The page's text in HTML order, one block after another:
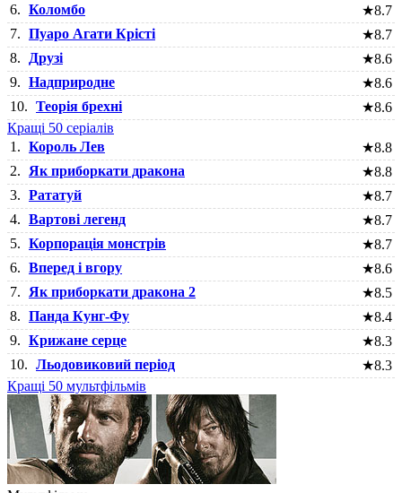
6. Коломбо ★8.7
7. Пуаро Агати Крісті ★8.7
8.
Друзі ★8.6
9. Надприродне ★8.6
10. Теорія брехні ★8.6
Кращі 50 серіалів
1. Король Лев ★8.8
2.
Як приборкати дракона ★8.8
3. Рататуй ★8.7
4. Вартові легенд ★8.7
5. Корпорація монстрів ★8.7
6. Вперед і вгору ★8.6
7.
Як приборкати дракона 2 ★8.5
8. Панда Кунг-Фу ★8.4
9. Крижане серце ★8.3
10. Льодовиковий період ★8.3
Кращі 50 мультфільмів